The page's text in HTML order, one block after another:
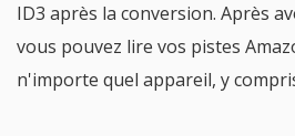
ID3 après la conversion. Après
vous pouvez lire vos pistes
n'importe quel appareil, y